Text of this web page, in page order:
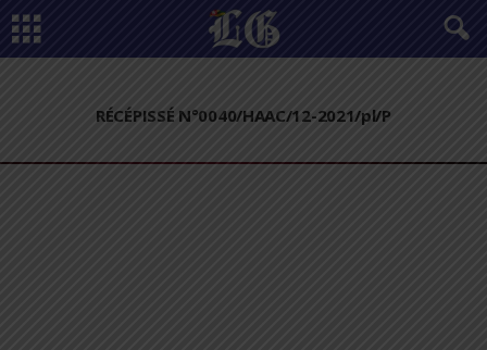
RÉCÉPISSÉ N°0040/HAAC/12-2021/pl/P